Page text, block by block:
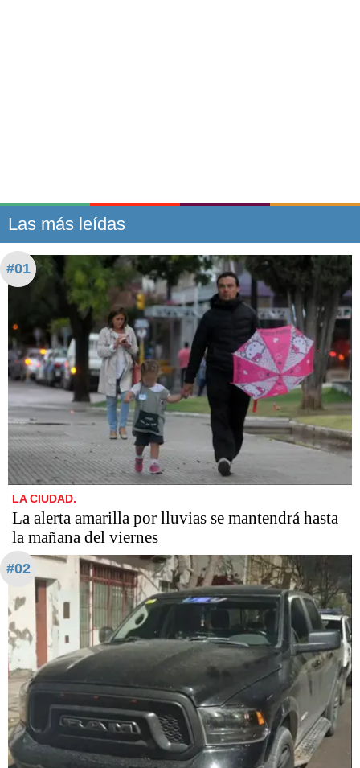
Las más leídas
#01
LA CIUDAD.
La alerta amarilla por lluvias se mantendrá hasta
la mañana del viernes
#02